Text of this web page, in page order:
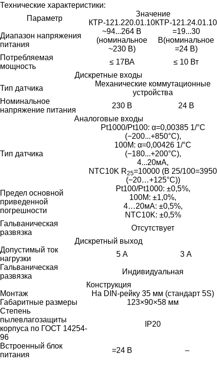
Технические характеристики:
Параметр
Значение
КТР-121.220.01.10КТР-121.24.01.10
Диапазон напряжения
питания
~94...264 В
(номинальное
~230 В)
=19...30
В(номинальное
=24 В)
Потребляемая
мощность
≤ 17ВА
≤ 10 Вт
Дискретные входы
Тип датчика
Механические коммутационные
устройства
Номинальное
напряжение питания
230 В
24 В
Аналоговые входы
Тип датчика
Pt1000/Pt100: α=0,00385 1/°C
(−200...+850°C),
100M: α=0,00426 1/°C
(−180...+200°C),
4...20мА,
NTC10K R25=10000 (B 25/100=3950
(−20…+125°С))
Предел основной
приведенной
погрешности
Рt100/Рt1000: ±0,5%,
100М: ±1,0%,
4…20мА: ±0,5%,
NTC10K: ±0,5%
Гальваническая
развязка
Отсутствует
Дискретный выход
Допустимый ток
нагрузки
5 А
3 А
Гальваническая
развязка
Индивидуальная
Конструкция
Монтаж
На DIN-рейку 35 мм (стандарт 5S)
Габаритные размеры
123×90×58 мм
Степень
пылевлагозащиты
корпуса по ГОСТ 14254-
96
IP20
Встроенный блок
питания
=24 В –